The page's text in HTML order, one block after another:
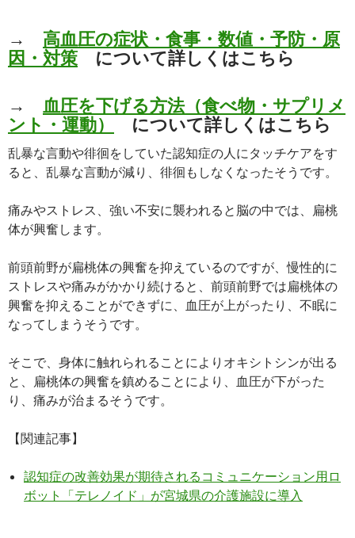
→ 高血圧の症状・食事・数値・予防・原
因・対策 について詳しくはこちら
→
血圧を下げる方法（食べ物・サプリメ
ント・運動）
について詳しくはこちら
乱暴な言動や徘徊をしていた認知症の人にタッチケアをす
ると、乱暴な言動が減り、徘徊もしなくなったそうです。
痛みやストレス、強い不安に襲われると脳の中では、扁桃
体が興奮します。
前頭前野が扁桃体の興奮を抑えているのですが、慢性的に
ストレスや痛みがかかり続けると、前頭前野では扁桃体の
興奮を抑えることができずに、血圧が上がったり、不眠に
なってしまうそうです。
そこで、身体に触れられることによりオキシトシンが出る
と、扁桃体の興奮を鎮めることにより、血圧が下がった
り、痛みが治まるそうです。
【関連記事】
認知症の改善効果が期待されるコミュニケーション用ロ
ボット「テレノイド」が宮城県の介護施設に導入